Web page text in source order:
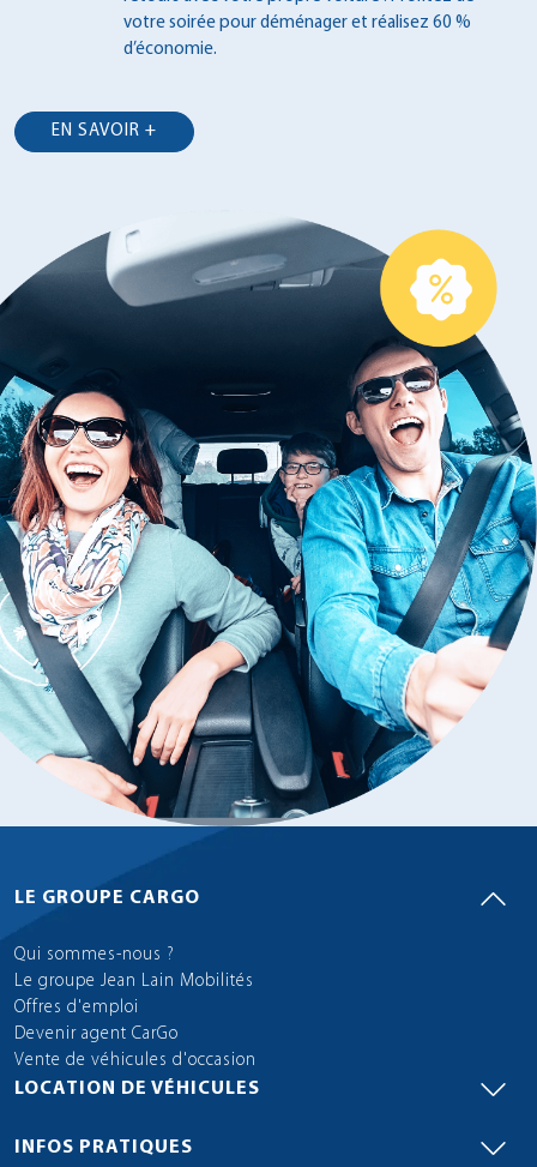
votre soirée pour déménager et réalisez 60 %
d’économie.
EN SAVOIR +
LE GROUPE CARGO
Qui sommes-nous ?
Le groupe Jean Lain Mobilités
Offres d'emploi
Devenir agent CarGo
Vente de véhicules d'occasion
LOCATION DE VÉHICULES
INFOS PRATIQUES